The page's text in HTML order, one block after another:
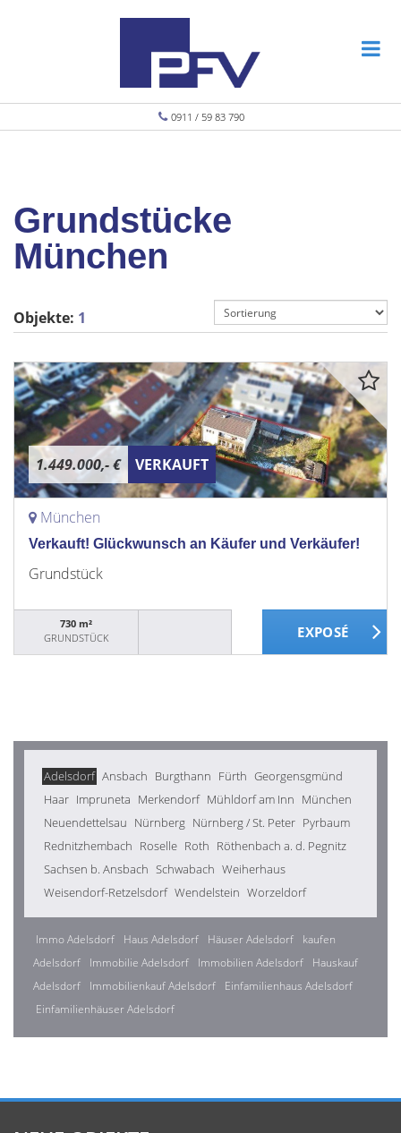
0911 / 59 83 790
Grundstücke
München
Objekte: 1
1.449.000,- € VERKAUFT
München
Verkauft! Glückwunsch an Käufer und Verkäufer!
Grundstück
730 m²
GRUNDSTÜCK
Adelsdorf Ansbach Burgthann Fürth Georgensgmünd
Haar Impruneta Merkendorf Mühldorf am Inn München
Neuendettelsau Nürnberg Nürnberg / St. Peter Pyrbaum
Rednitzhembach Roselle Roth Röthenbach a. d. Pegnitz
Sachsen b. Ansbach Schwabach Weiherhaus
Weisendorf-Retzelsdorf Wendelstein Worzeldorf
Immo Adelsdorf Haus Adelsdorf Häuser Adelsdorf
kaufen
Adelsdorf
Immobilie Adelsdorf Immobilien Adelsdorf
Hauskauf
Adelsdorf
Immobilienkauf Adelsdorf
Einfamilienhaus Adelsdorf
Einfamilienhäuser Adelsdorf